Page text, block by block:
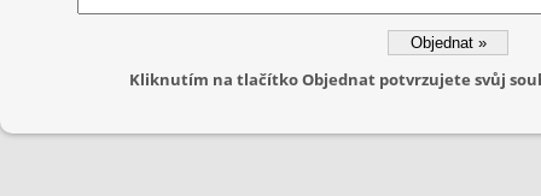
Kliknutím na tlačítko Objednat potvrzujete svůj